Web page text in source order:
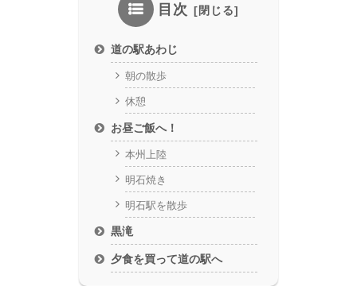
目次
道の駅あわじ
朝の散歩
休憩
お昼ご飯へ！
本州上陸
明石焼き
明石駅を散歩
黒滝
夕食を買って道の駅へ